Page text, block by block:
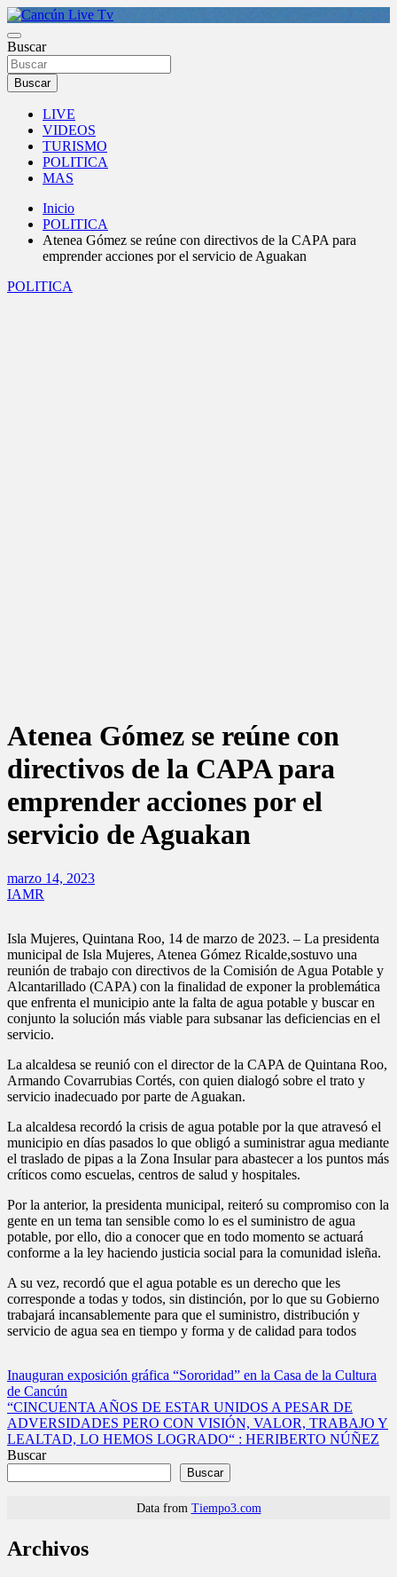
Saltar
al
contenido
Cancún Live Tv
Medio de comunicación en Cancún desde 2004
Buscar
Buscar
LIVE
VIDEOS
TURISMO
POLITICA
MAS
Inicio
POLITICA
Atenea Gómez se reúne con directivos de la CAPA para
emprender acciones por el servicio de Aguakan
POLITICA
Atenea Gómez se reúne con
directivos de la CAPA para
emprender acciones por el
servicio de Aguakan
marzo 14, 2023
IAMR
Isla Mujeres, Quintana Roo, 14 de marzo de 2023. – La presidenta
municipal de Isla Mujeres, Atenea Gómez Ricalde,sostuvo una
reunión de trabajo con directivos de la Comisión de Agua Potable y
Alcantarillado (CAPA) con la finalidad de exponer la problemática
que enfrenta el municipio ante la falta de agua potable y buscar en
conjunto la solución más viable para subsanar las deficiencias en el
servicio.
La alcaldesa se reunió con el director de la CAPA de Quintana Roo,
Armando Covarrubias Cortés, con quien dialogó sobre el trato y
servicio inadecuado por parte de Aguakan.
La alcaldesa recordó la crisis de agua potable por la que atravesó el
municipio en días pasados lo que obligó a suministrar agua mediante
el traslado de pipas a la Zona Insular para abastecer a los puntos más
críticos como escuelas, centros de salud y hospitales.
Por la anterior, la presidenta municipal, reiteró su compromiso con la
gente en un tema tan sensible como lo es el suministro de agua
potable, por ello, dio a conocer que en todo momento se actuará
conforme a la ley haciendo justicia social para la comunidad isleña.
A su vez, recordó que el agua potable es un derecho que les
corresponde a todas y todos, sin distinción, por lo que su Gobierno
trabajará incansablemente para que el suministro, distribución y
servicio de agua sea en tiempo y forma y de calidad para todos
Navegación
de
entradas
Inauguran exposición gráfica “Sororidad” en la Casa de la Cultura
de Cancún
“CINCUENTA AÑOS DE ESTAR UNIDOS A PESAR DE
ADVERSIDADES PERO CON VISIÓN, VALOR, TRABAJO Y
LEALTAD, LO HEMOS LOGRADO“ : HERIBERTO NÚÑEZ
Buscar
Buscar
Data from Tiempo3.com
Archivos